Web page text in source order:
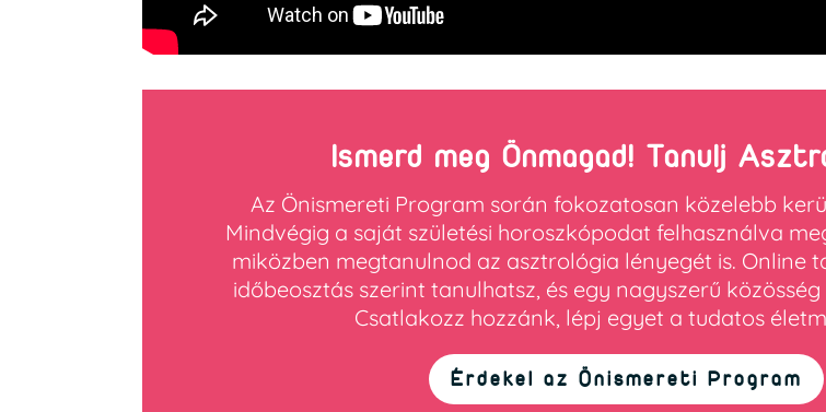
Ismerd meg Önmagad! Tanulj
Az Önismereti Program során fokozatosan közelebb
Mindvégig a saját születési horoszkópodat felhasználva
miközben megtanulnod az asztrológia lényegét is. Online
időbeosztás szerint tanulhatsz, és egy nagyszerű
Csatlakozz hozzánk, lépj egyet a tudatos
Érdekel az Önismereti Program